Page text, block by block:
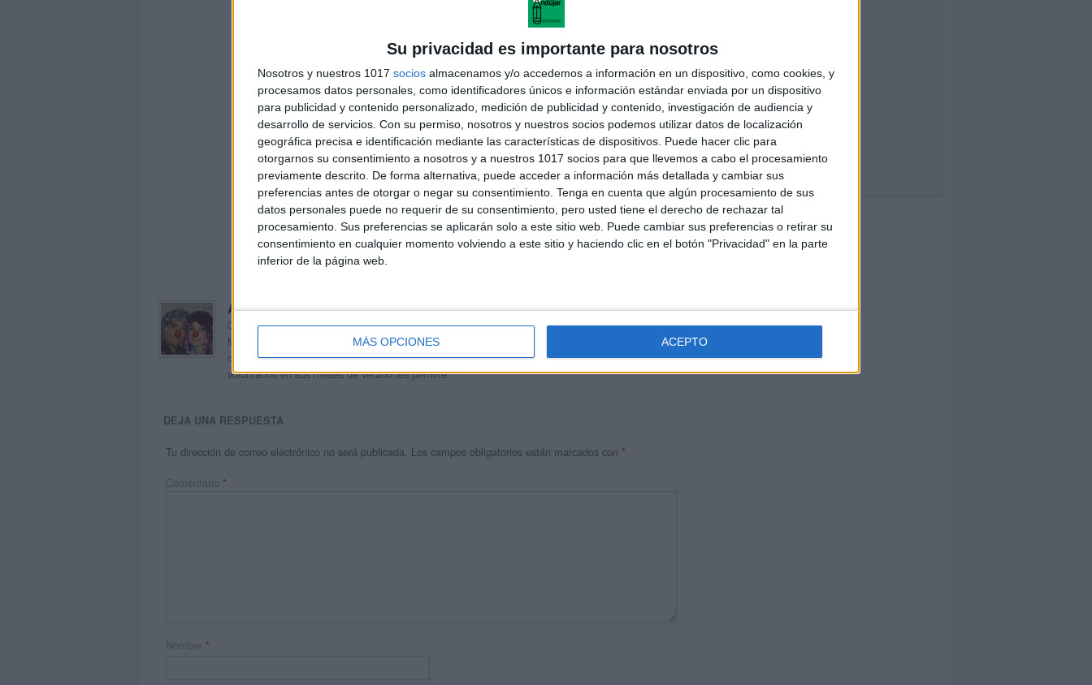
Su privacidad es importante para nosotros
Nosotros y nuestros 1017 socios almacenamos y/o accedemos a información en un dispositivo, como cookies, y
procesamos datos personales, como identificadores únicos e información estándar enviada por un dispositivo
para publicidad y contenido personalizado, medición de publicidad y contenido, investigación de audiencia y
desarrollo de servicios. Con su permiso, nosotros y nuestros socios podemos utilizar datos de localización
geográfica precisa e identificación mediante las características de dispositivos. Puede hacer clic para
otorgarnos su consentimiento a nosotros y a nuestros 1017 socios para que llevemos a cabo el procesamiento
previamente descrito. De forma alternativa, puede acceder a información más detallada y cambiar sus
preferencias antes de otorgar o negar su consentimiento. Tenga en cuenta que algún procesamiento de sus
datos personales puede no requerir de su consentimiento, pero usted tiene el derecho de rechazar tal
procesamiento. Sus preferencias se aplicarán solo a este sitio web. Puede cambiar sus preferencias o retirar su
consentimiento en cualquier momento volviendo a este sitio y haciendo clic en el botón "Privacidad" en la parte
inferior de la página web.
MÁS OPCIONES ACEPTO
Acerca de orientacionandujar
Orientación Andújar no es solo un blog, es la apuesta personal de dos profesores Ginés y
Maribel, que además de ser pareja, son los encargados de los contenidos que encontramos
dentro del blog y en el cual, vuelcan la mayor parte del tiempo, que sus tareas como docentes, y
voluntarios en sus meses de verano les permite.
DEJA UNA RESPUESTA
Tu dirección de correo electrónico no será publicada. Los campos obligatorios están marcados con *
Comentario *
Nombre *